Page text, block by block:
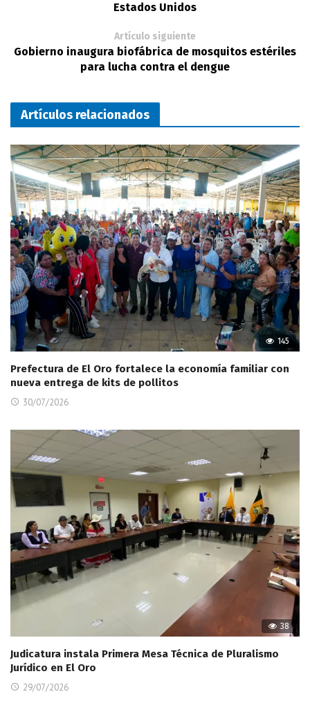
Estados Unidos
Artículo siguiente
Gobierno inaugura biofábrica de mosquitos estériles
para lucha contra el dengue
Artículos relacionados
145
Prefectura de El Oro fortalece la economía familiar con
nueva entrega de kits de pollitos
30/07/2026
38
Judicatura instala Primera Mesa Técnica de Pluralismo
Jurídico en El Oro
29/07/2026